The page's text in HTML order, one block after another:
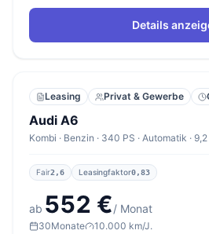
Details
Leasing Privat & Gewerbe
Audi A6
Kombi · Benzin · 340 PS · Automatik ·
Fair2,6 Leasingfaktor0,83
ab 552 €/ Monat
30Monate 10.000 km/J.